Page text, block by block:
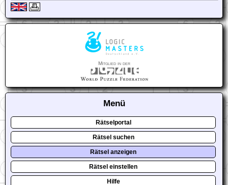
Mitglied in der
Menü
Rätselportal
Rätsel suchen
Rätsel anzeigen
Rätsel einstellen
Hilfe